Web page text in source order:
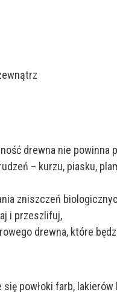
drewna nie powinna
– kurzu, piasku,
zniszczeń
i przeszlifuj,
drewna, które
się powłoki farb,